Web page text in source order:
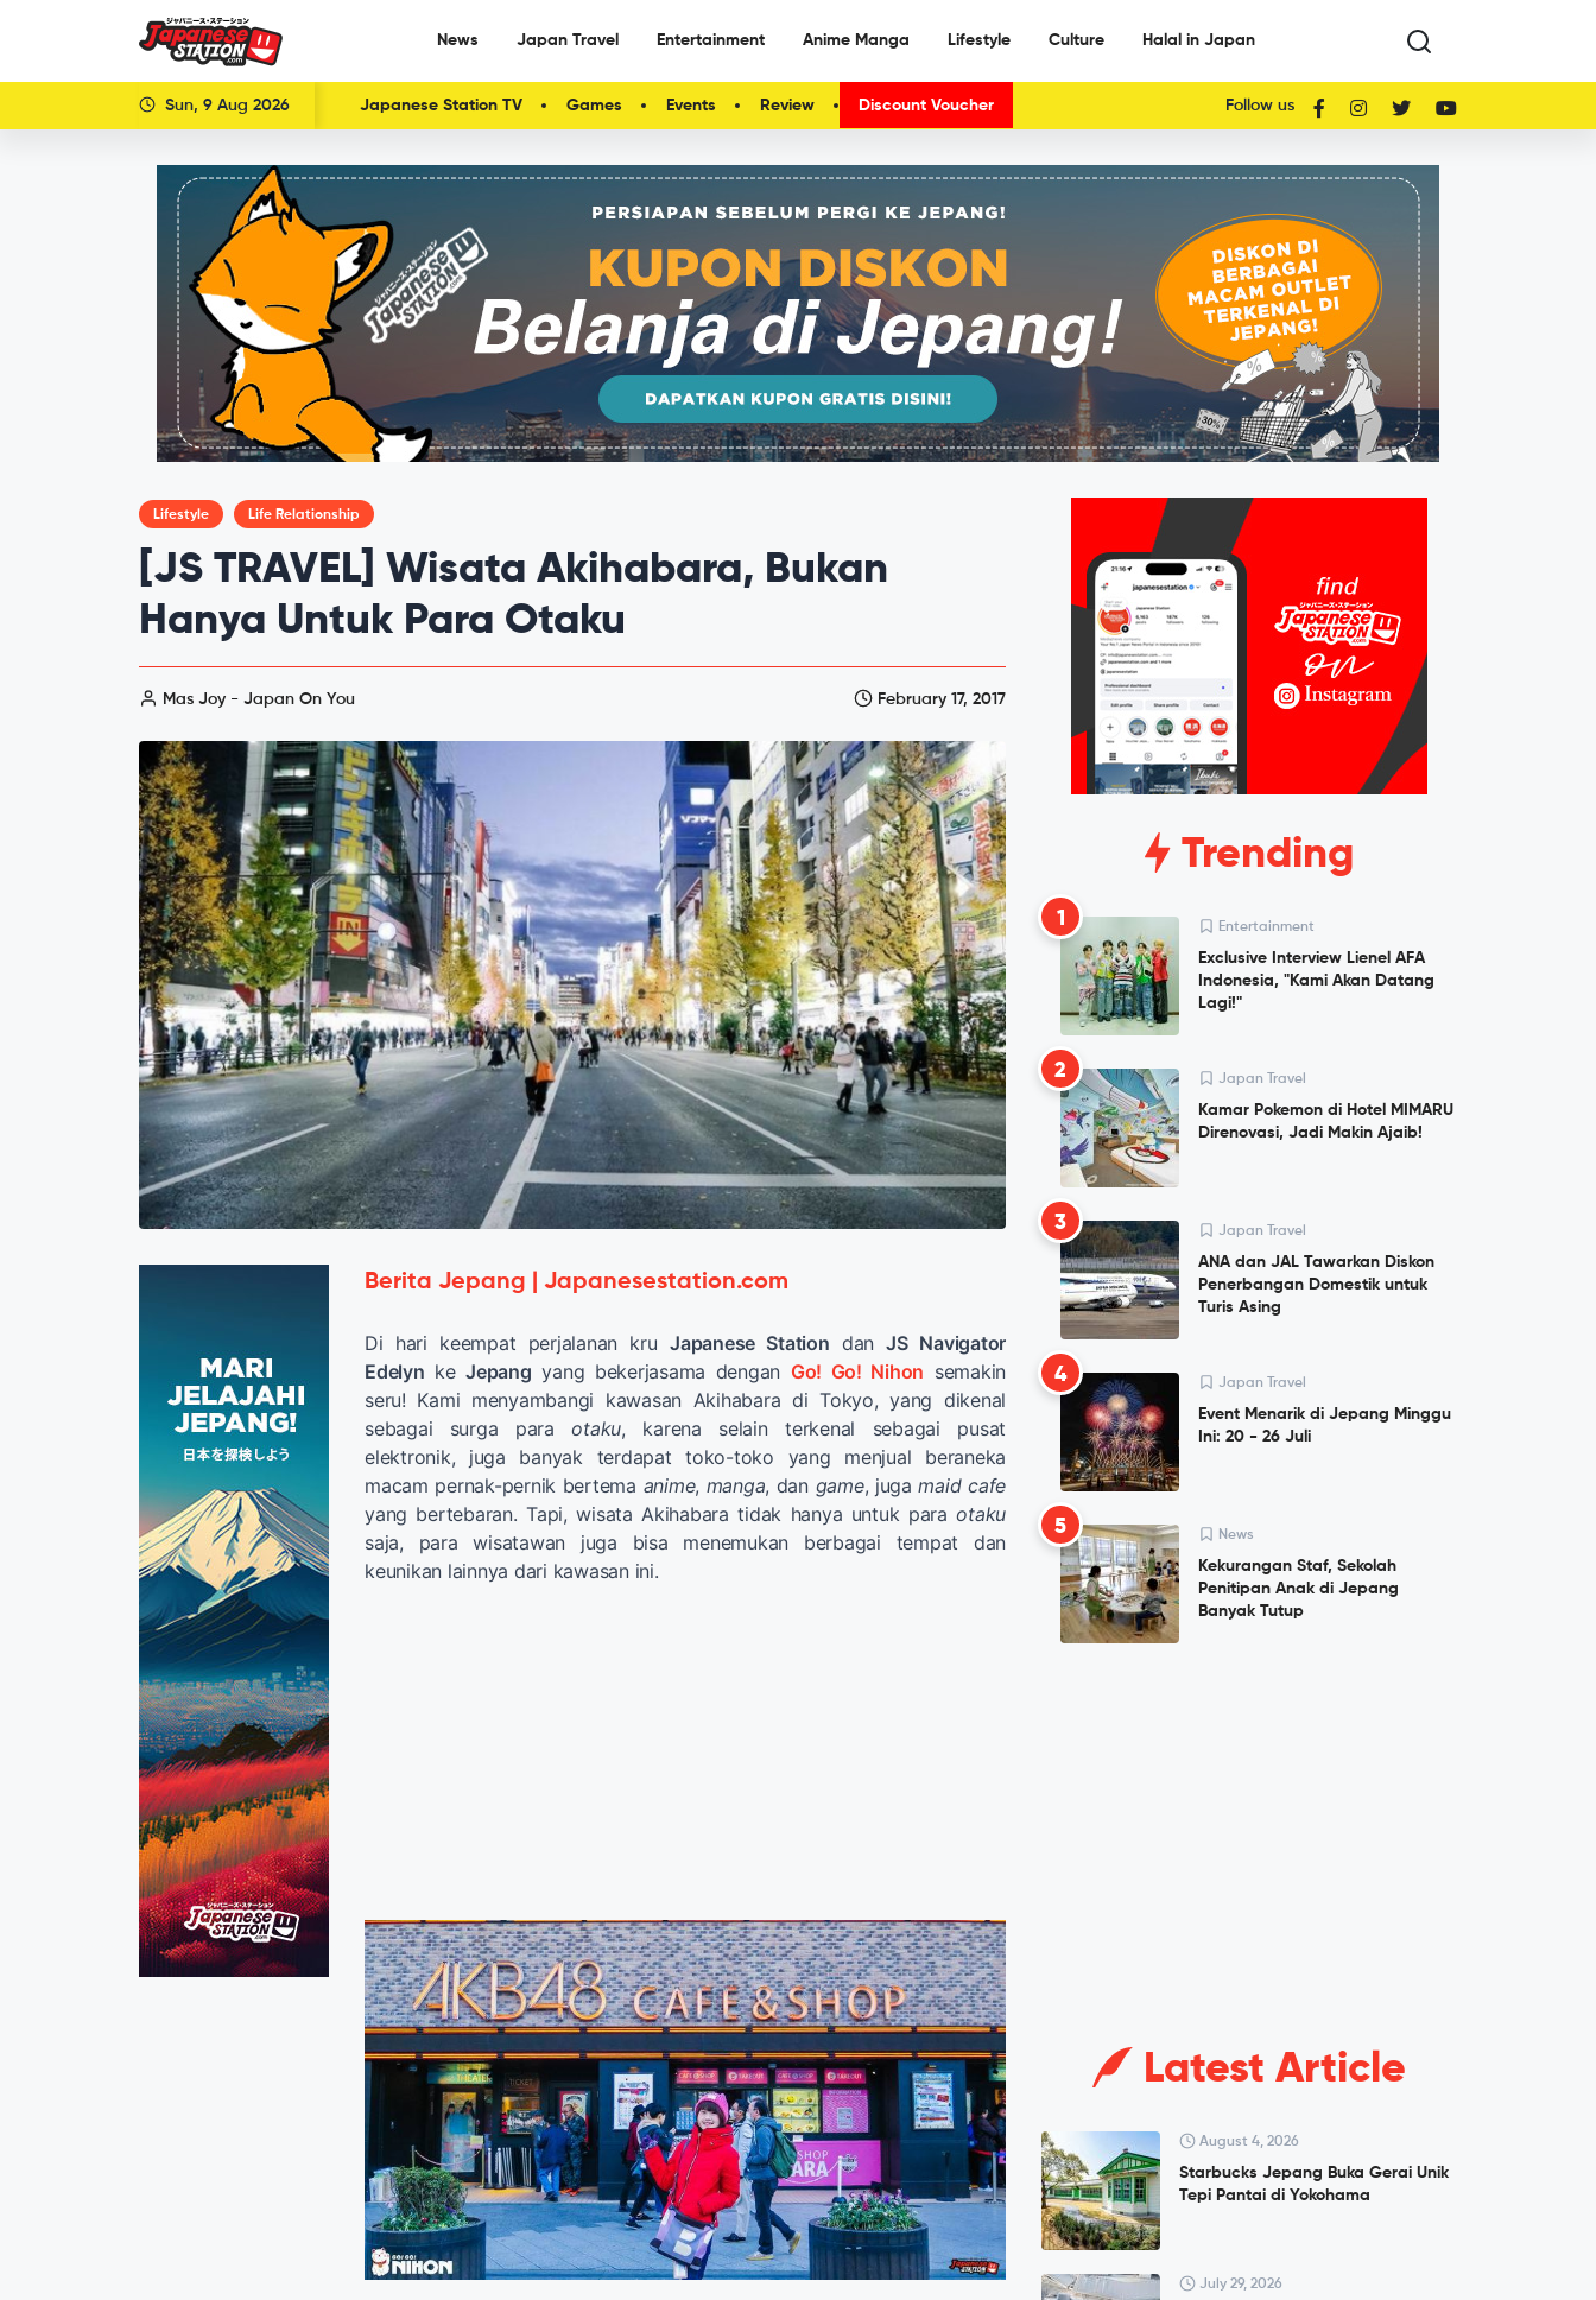
News Japan Travel Entertainment Anime Manga Lifestyle Culture Halal in Japan
Sun, 9 Aug 2026 Japanese Station TV Games Events Review Discount Voucher Follow us
Lifestyle Life Relationship
[JS TRAVEL] Wisata Akihabara, Bukan
Hanya Untuk Para Otaku
Mas Joy - Japan On You February 17, 2017
Berita Jepang | Japanesestation.com
Di hari keempat perjalanan kruJapanese Station danJS Navigator
Edelyn keJepang yang bekerjasama dengan Go! Go! Nihon semakin
seru! Kami menyambangi kawasan Akihabara di Tokyo, yang dikenal
sebagai surga paraotaku, karena selain terkenal sebagai pusat
elektronik, juga banyak terdapat toko-toko yang menjual beraneka
macam pernak-pernik bertema anime, manga, dan game, jugamaid cafe
yang bertebaran. Tapi, wisata Akihabara tidak hanya untuk paraotaku
saja, para wisatawan juga bisa menemukan berbagai tempat dan
keunikan lainnya dari kawasan ini.
Trending
1 Entertainment
Exclusive Interview Lienel AFA
Indonesia, "Kami Akan Datang
Lagi!"
2 Japan Travel
Kamar Pokemon di Hotel MIMARU
Direnovasi, Jadi Makin Ajaib!
3 Japan Travel
ANA dan JAL Tawarkan Diskon
Penerbangan Domestik untuk
Turis Asing
4 Japan Travel
Event Menarik di Jepang Minggu
Ini: 20 - 26 Juli
5 News
Kekurangan Staf, Sekolah
Penitipan Anak di Jepang
Banyak Tutup
Latest Article
August 4, 2026
Starbucks Jepang Buka Gerai Unik
Tepi Pantai di Yokohama
July 29, 2026